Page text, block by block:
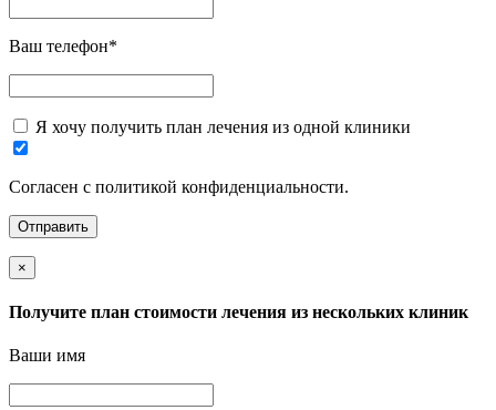
Ваш телефон*
Я хочу получить план лечения из одной клиники
Согласен с политикой конфиденциальности.
×
Получите план стоимости лечения из нескольких клиник
Ваши имя